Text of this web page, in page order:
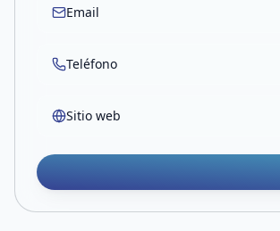
Email
Teléfono
Sitio web